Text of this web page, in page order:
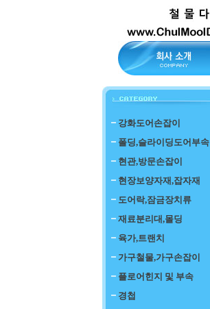
강화도어손잡이
폴딩,슬라이딩도어부속
현관,방문손잡이
현장보양자재,잡자재
도어락,잠금장치류
재료분리대,몰딩
육가,트랜치
가구철물,가구손잡이
플로어힌지 및 부속
경첩